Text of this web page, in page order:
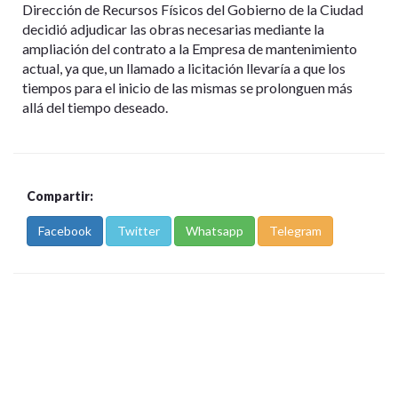
Dirección de Recursos Físicos del Gobierno de la Ciudad
decidió adjudicar las obras necesarias mediante la
ampliación del contrato a la Empresa de mantenimiento
actual, ya que, un llamado a licitación llevaría a que los
tiempos para el inicio de las mismas se prolonguen más
allá del tiempo deseado.
Compartir:
Facebook Twitter Whatsapp Telegram